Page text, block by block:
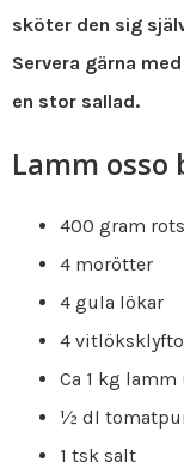
sköter den sig
Servera gärna
en stor sallad.
Lamm osso
400 gram
4 morötter
4 gula lökar
4
Ca 1 kg
½ dl
1 tsk salt